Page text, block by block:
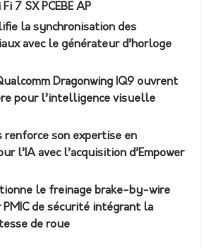
7 SX PCEBE AP
la synchronisation des
avec le générateur d’horloge
Dragonwing IQ9 ouvrent
pour l’intelligence visuelle
renforce son expertise en
l’IA avec l’acquisition d’Empower
le freinage brake-by-wire
PMIC de sécurité intégrant la
de roue